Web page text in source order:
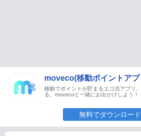
moveco(移動ポイントアプ
移動でポイントが貯まるエコ活アプリ
る。movecoと一緒にお出かけしよう！
無料でダウンロード